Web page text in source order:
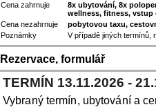
Cena zahrnuje
8x ubytování, 8x
wellness, fitness, vstup
Cena nezahrnuje
pobytovou taxu,
Poznámky
V případě jiných termínů,
Rezervace, formulář
TERMÍN 13.11.2026 -
Vybraný termín, ubytování a